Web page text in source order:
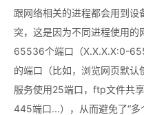
跟网络相关的进程都会用到设
突，这是因为不同进程使用的
65536个端口（X.X.X.X:0-
的端口（比如，浏览网页默
服务使用25端口，ftp文件共
445端口...），从而避免了“多